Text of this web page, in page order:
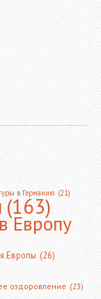
в Германию (21)
(163)
Европу
Европы (26)
оздоровление (23)